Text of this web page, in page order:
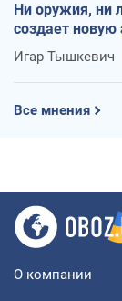
Ни оружия, ни
создает
Игар Тышкевич
Все мнения
О компании